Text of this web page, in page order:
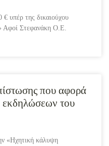
υπέρ της δικαιούχου
Αφοί Στεφανάκη Ο.Ε.
που αφορά
του
«Ηχητική κάλυψη